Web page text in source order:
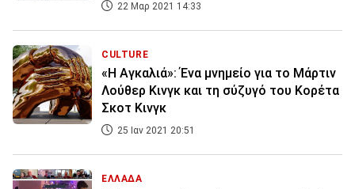
22 Μαρ 2021 14:33
CULTURE
«Η Αγκαλιά»: Ένα μνημείο για το Μάρτιν
Λούθερ Κινγκ και τη σύζυγό του Κορέτα
Σκοτ Κινγκ
25 Ιαν 2021 20:51
ΕΛΛΑΔΑ